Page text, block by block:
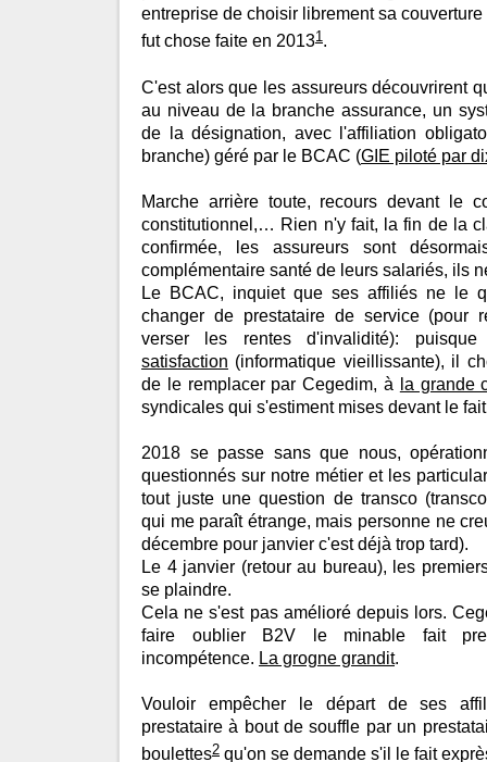
entreprise de choisir librement sa
fut chose faite en 20131 .
C'est alors que les assureurs découvrirent
au niveau de la branche assurance, un
de la désignation, avec l'affiliation
branche) géré par le BCAC (GIE piloté par
Marche arrière toute, recours devant le
constitutionnel,… Rien n'y fait, la fin de la
confirmée, les assureurs sont
complémentaire santé de leurs salariés, ils
Le BCAC, inquiet que ses affiliés ne le
changer de prestataire de service (pour
verser les rentes d'invalidité):
satisfaction (informatique vieillissante), il
de le remplacer par Cegedim, à
la grande
syndicales qui s'estiment mises devant le
2018 se passe sans que nous,
questionnés sur notre métier et les
tout juste une question de transco
qui me paraît étrange, mais personne ne
décembre pour janvier c'est déjà trop tard).
Le 4 janvier (retour au bureau), les
se plaindre.
Cela ne s'est pas amélioré depuis lors.
faire oublier B2V le minable fait
incompétence. La grogne grandit.
Vouloir empêcher le départ de ses
prestataire à bout de souffle par un
boulettes2 qu'on se demande s'il le fait